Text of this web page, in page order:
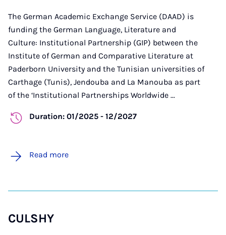
The German Academic Exchange Service (DAAD) is
funding the German Language, Literature and
Culture: Institutional Partnership (GIP) between the
Institute of German and Comparative Literature at
Paderborn University and the Tunisian universities of
Carthage (Tunis), Jendouba and La Manouba as part
of the ‘Institutional Partnerships Worldwide ...
Duration: 01/2025 - 12/2027
Read more
CULSHY